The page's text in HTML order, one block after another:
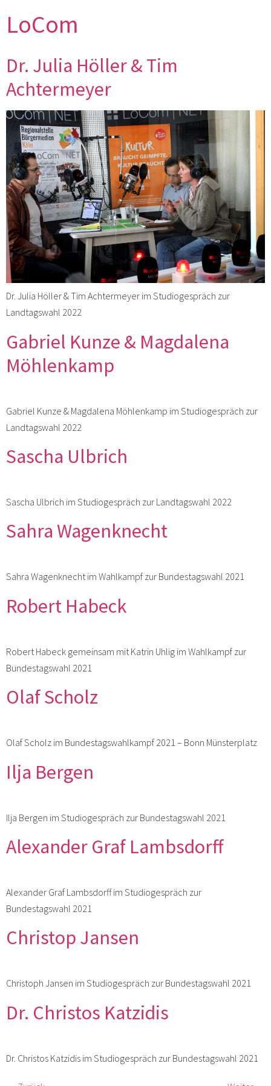
LoCom
Dr. Julia Höller & Tim
Achtermeyer
Dr. Julia Höller & Tim Achtermeyer im Studiogespräch zur
Landtagswahl 2022
Gabriel Kunze & Magdalena
Möhlenkamp
Gabriel Kunze & Magdalena Möhlenkamp im Studiogespräch zur
Landtagswahl 2022
Sascha Ulbrich
Sascha Ulbrich im Studiogespräch zur Landtagswahl 2022
Sahra Wagenknecht
Sahra Wagenknecht im Wahlkampf zur Bundestagswahl 2021
Robert Habeck
Robert Habeck gemeinsam mit Katrin Uhlig im Wahlkampf zur
Bundestagswahl 2021
Olaf Scholz
Olaf Scholz im Bundestagswahlkampf 2021 – Bonn Münsterplatz
Ilja Bergen
Ilja Bergen im Studiogespräch zur Bundestagswahl 2021
Alexander Graf Lambsdorff
Alexander Graf Lambsdorff im Studiogespräch zur
Bundestagswahl 2021
Christop Jansen
Christoph Jansen im Studiogespräch zur Bundestagswahl 2021
Dr. Christos Katzidis
Dr. Christos Katzidis im Studiogespräch zur Bundestagswahl 2021